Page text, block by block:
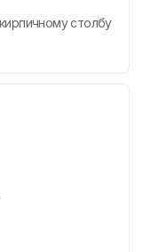
столбу